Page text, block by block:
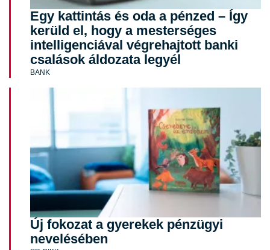
Egy kattintás és oda a pénzed – Így
kerüld el, hogy a mesterséges
intelligenciával végrehajtott banki
csalások áldozata legyél
BANK
Új fokozat a gyerekek pénzügyi
nevelésében